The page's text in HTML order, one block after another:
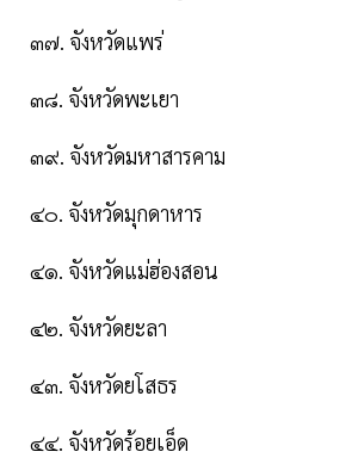
๓๗. จังหวัดแพร่
๓๘. จังหวัดพะเยา
๓๙. จังหวัดมหาสารคาม
๔๐. จังหวัดมุกดาหาร
๔๑. จังหวัดแม่ฮ่องสอน
๔๒. จังหวัดยะลา
๔๓. จังหวัดยโสธร
๔๔. จังหวัดร้อยเอ็ด